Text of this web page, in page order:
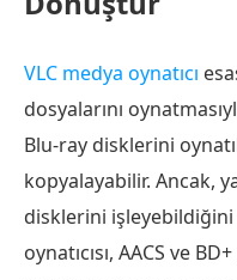
VLC medya oynatıcı
dosyalarını
Blu-ray disklerini
kopyalayabilir. Ancak,
disklerini
oynatıcısı, AACS ve